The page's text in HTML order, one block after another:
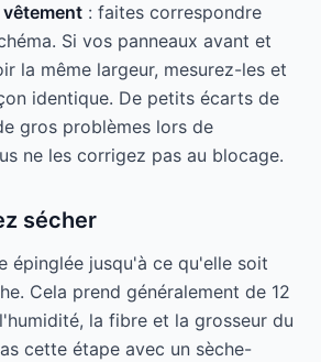
vêtement : faites correspondre
Si vos panneaux avant et
la même largeur, mesurez-les et
identique. De petits écarts de
gros problèmes lors de
ne les corrigez pas au blocage.
sécher
épinglée jusqu'à ce qu'elle soit
Cela prend généralement de 12
la fibre et la grosseur du
cette étape avec un sèche-